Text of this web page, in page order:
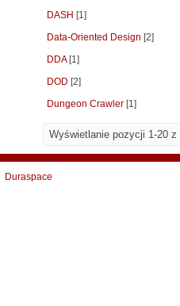
DASH [1]
Data-Oriented Design [2]
DDA[1]
DOD [2]
Dungeon Crawler [1]
Wyświetlanie pozycji 1-20 z
Duraspace